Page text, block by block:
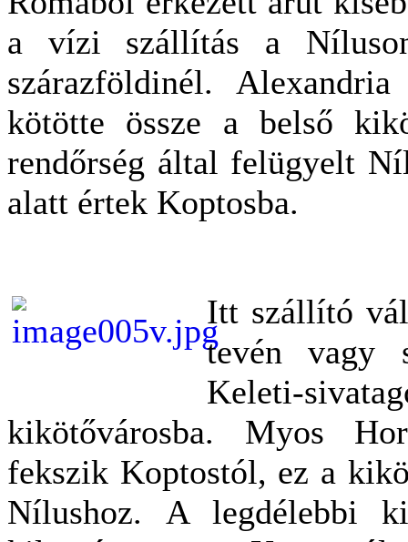
a vízi szállítás a
szárazföldinél.
kötötte össze a belső
rendőrség által felügyelt
alatt értek Koptosba.
Itt szállító
tevén vagy
Keleti-
kikötővárosba. Myos
fekszik Koptostól, ez a
Nílushoz. A legdélebbi